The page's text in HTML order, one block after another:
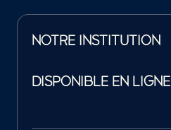
NOTRE INSTITUTION
DISPONIBLE EN LIGNE